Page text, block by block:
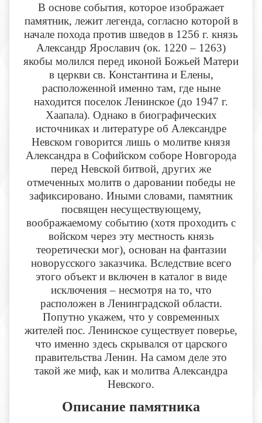
В основе события, которое изображает
памятник, лежит легенда, согласно которой в
начале похода против шведов в 1256 г. князь
Александр Ярославич (ок. 1220 – 1263)
якобы молился перед иконой Божьей Матери
в церкви св. Константина и Елены,
расположенной именно там, где ныне
находится поселок Ленинское (до 1947 г.
Хаапала). Однако в биографических
источниках и литературе об Александре
Невском говорится лишь о молитве князя
Александра в Софийском соборе Новгорода
перед Невской битвой, других же
отмеченных молитв о даровании победы не
зафиксировано. Иными словами, памятник
посвящен несуществующему,
воображаемому событию (хотя проходить с
войском через эту местность князь
теоретически мог), основан на фантазии
новорусского заказчика. Вследствие всего
этого объект и включен в каталог в виде
исключения – несмотря на то, что
расположен в Ленинградской области.
Попутно укажем, что у современных
жителей пос. Ленинское существует поверье,
что именно здесь скрывался от царского
правительства Ленин. На самом деле это
такой же миф, как и молитва Александра
Невского.
Описание памятника